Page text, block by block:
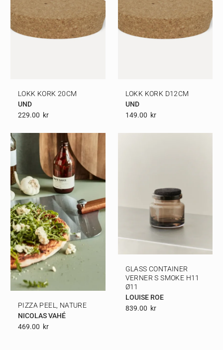
LOKK KORK 20CM
UND
229.00 Kr
LOKK KORK D12CM
UND
149.00 Kr
PIZZA PEEL, NATURE
NICOLAS VAHÉ
469.00 Kr
GLASS CONTAINER
VERNER S SMOKE H11
Ø11
LOUISE ROE
839.00 Kr